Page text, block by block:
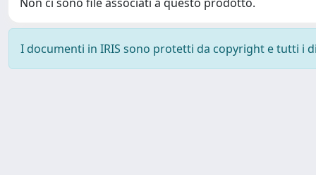
I documenti in IRIS sono protetti da copyright e tutti i